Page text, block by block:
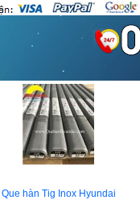
Que hàn Tig Inox Hyundai